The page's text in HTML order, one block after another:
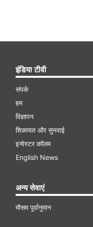
इंडिया टीवी
संपर्क
हम
विज्ञापन
शिकायत और सुनवाई
इन्वेस्टर कॉलम
English News
अन्य सेवाएं
मौसम पूर्वानुमान